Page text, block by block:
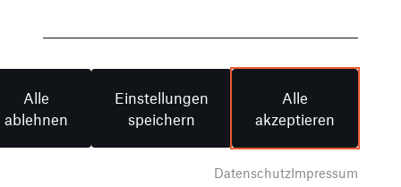
Telefonnummer*
Alle
ablehnen
Einstellungen
speichern
Alle
akzeptieren
DatenschutzImpressum